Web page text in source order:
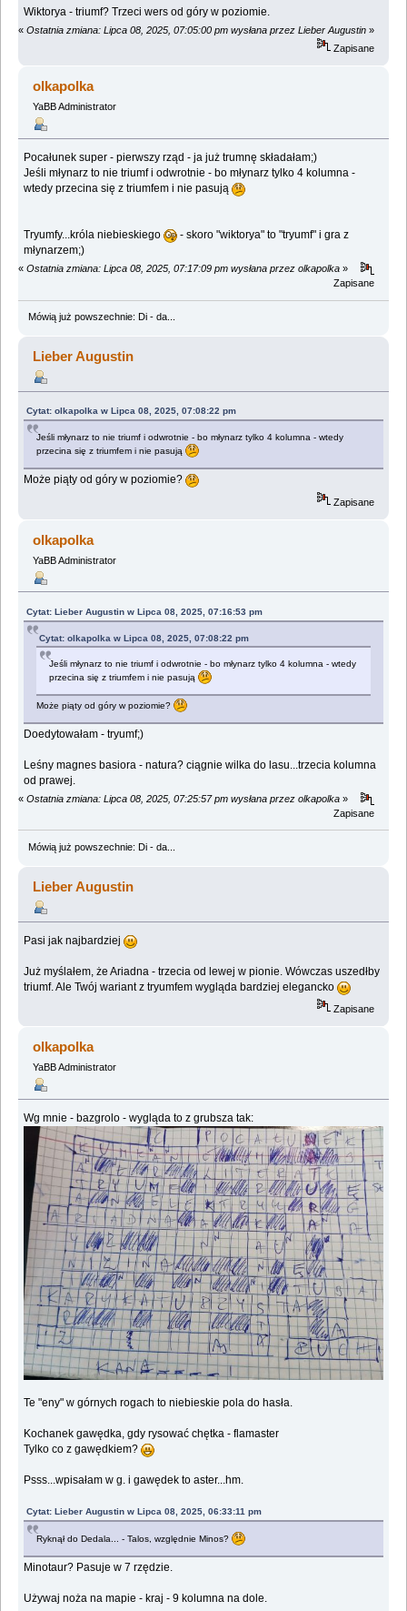
Wiktorya - triumf? Trzeci wers od góry w poziomie.
« Ostatnia zmiana: Lipca 08, 2025, 07:05:00 pm wysłana przez Lieber Augustin »
Zapisane
olkapolka
YaBB Administrator
Pocałunek super - pierwszy rząd - ja już trumnę składałam;)
Jeśli młynarz to nie triumf i odwrotnie - bo młynarz tylko 4 kolumna -
wtedy przecina się z triumfem i nie pasują
Tryumfy...króla niebieskiego
- skoro "wiktorya" to "tryumf" i gra z
młynarzem;)
« Ostatnia zmiana: Lipca 08, 2025, 07:17:09 pm wysłana przez olkapolka »
Zapisane
Mówią już powszechnie: Di - da...
Lieber Augustin
Cytat: olkapolka w Lipca 08, 2025, 07:08:22 pm
Jeśli młynarz to nie triumf i odwrotnie - bo młynarz tylko 4 kolumna - wtedy
przecina się z triumfem i nie pasują
Może piąty od góry w poziomie?
Zapisane
olkapolka
YaBB Administrator
Cytat: Lieber Augustin w Lipca 08, 2025, 07:16:53 pm
Cytat: olkapolka w Lipca 08, 2025, 07:08:22 pm
Jeśli młynarz to nie triumf i odwrotnie - bo młynarz tylko 4 kolumna - wtedy
przecina się z triumfem i nie pasują
Może piąty od góry w poziomie?
Doedytowałam - tryumf;)
Leśny magnes basiora - natura? ciągnie wilka do lasu...trzecia kolumna
od prawej.
« Ostatnia zmiana: Lipca 08, 2025, 07:25:57 pm wysłana przez olkapolka »
Zapisane
Mówią już powszechnie: Di - da...
Lieber Augustin
Pasi jak najbardziej
Już myślałem, że Ariadna - trzecia od lewej w pionie. Wówczas uszedłby
triumf. Ale Twój wariant z tryumfem wygląda bardziej elegancko
Zapisane
olkapolka
YaBB Administrator
Wg mnie - bazgrolo - wygląda to z grubsza tak:
Te "eny" w górnych rogach to niebieskie pola do hasła.
Kochanek gawędka, gdy rysować chętka - flamaster
Tylko co z gawędkiem?
Psss...wpisałam w g. i gawędek to aster...hm.
Cytat: Lieber Augustin w Lipca 08, 2025, 06:33:11 pm
Ryknął do Dedala... - Talos, względnie Minos?
Minotaur? Pasuje w 7 rzędzie.
Używaj noża na mapie - kraj - 9 kolumna na dole.